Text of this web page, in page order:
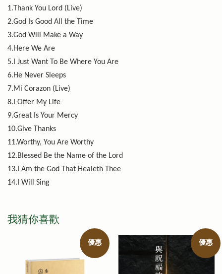
1.Thank You Lord (Live)
2.God Is Good All the Time
3.God Will Make a Way
4.Here We Are
5.I Just Want To Be Where You Are
6.He Never Sleeps
7.Mi Corazon (Live)
8.I Offer My Life
9.Great Is Your Mercy
10.Give Thanks
11.Worthy, You Are Worthy
12.Blessed Be the Name of the Lord
13.I Am the God That Healeth Thee
14.I Will Sing
我猜你喜歡
優惠 優惠